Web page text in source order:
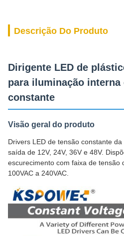
Descrição Do Produto
Dirigente LED de
para iluminação interna
constante
Visão geral do produto
Drivers LED de tensão constante
saída de 12V, 24V, 36V e 48V.
escurecimento com faixa de tensão
100VAC a 240VAC.